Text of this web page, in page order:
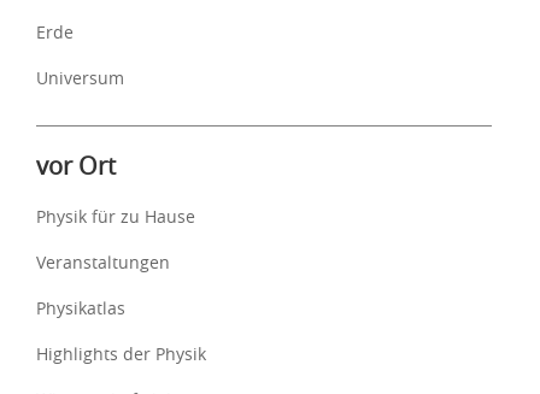
Erde
Universum
vor Ort
Physik für zu Hause
Veranstaltungen
Physikatlas
Highlights der Physik